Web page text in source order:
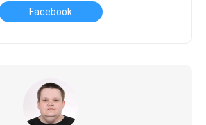
Facebook